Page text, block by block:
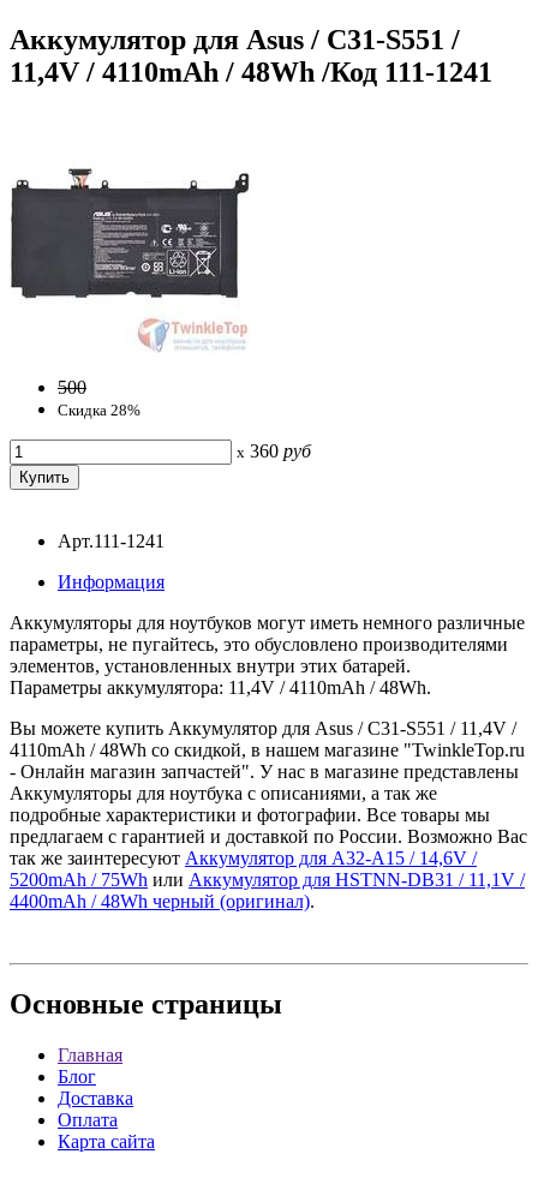
Аккумулятор для Asus / C31-S551 /
11,4V / 4110mAh / 48Wh /Код 111-1241
500
Скидка 28%
x 360 руб
Арт.111-1241
Информация
Аккумуляторы для ноутбуков могут иметь немного различные
параметры, не пугайтесь, это обусловлено производителями
элементов, установленных внутри этих батарей.
Параметры аккумулятора: 11,4V / 4110mAh / 48Wh.
Вы можете купить Аккумулятор для Asus / C31-S551 / 11,4V /
4110mAh / 48Wh со скидкой, в нашем магазине "TwinkleTop.ru
- Онлайн магазин запчастей". У нас в магазине представлены
Аккумуляторы для ноутбука с описаниями, а так же
подробные характеристики и фотографии. Все товары мы
предлагаем с гарантией и доставкой по России. Возможно Вас
так же заинтересуют Аккумулятор для A32-A15 / 14,6V /
5200mAh / 75Wh или Аккумулятор для HSTNN-DB31 / 11,1V /
4400mAh / 48Wh черный (оригинал).
Основные страницы
Главная
Блог
Доставка
Оплата
Карта сайта